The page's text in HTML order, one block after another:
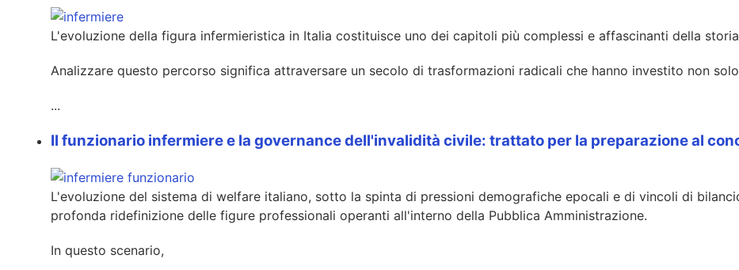
L'evoluzione della figura infermieristica in Italia costituisce uno dei capitoli più complessi e affascinanti della
Analizzare questo percorso significa attraversare un secolo di trasformazioni radicali che hanno investito non
...
Il funzionario infermiere e la governance dell'invalidità civile: trattato per la preparazione al
L'evoluzione del sistema di welfare italiano, sotto la spinta di pressioni demografiche epocali e di vincoli di
profonda ridefinizione delle figure professionali operanti all'interno della Pubblica Amministrazione.
In questo scenario,